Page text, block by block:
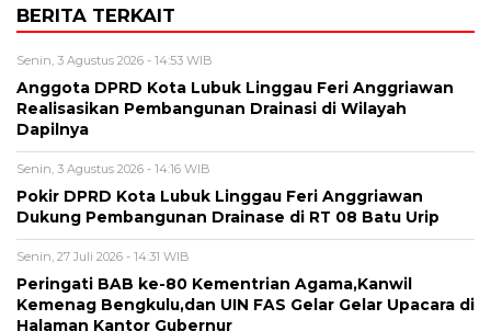
BERITA TERKAIT
Senin, 3 Agustus 2026 - 14:53 WIB
Anggota DPRD Kota Lubuk Linggau Feri Anggriawan
Realisasikan Pembangunan Drainasi di Wilayah
Dapilnya
Senin, 3 Agustus 2026 - 14:16 WIB
Pokir DPRD Kota Lubuk Linggau Feri Anggriawan
Dukung Pembangunan Drainase di RT 08 Batu Urip
Senin, 27 Juli 2026 - 14:31 WIB
Peringati BAB ke-80 Kementrian Agama,Kanwil
Kemenag Bengkulu,dan UIN FAS Gelar Gelar Upacara di
Halaman Kantor Gubernur